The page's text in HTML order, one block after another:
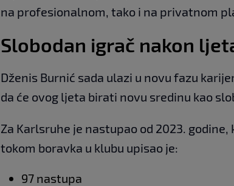
na profesionalnom, tako i na privatnom
Slobodan igrač nakon
Dženis Burnić sada ulazi u novu fazu
da će ovog ljeta birati novu sredinu kao
Za Karlsruhe je nastupao od 2023.
tokom boravka u klubu upisao je:
97 nastupa